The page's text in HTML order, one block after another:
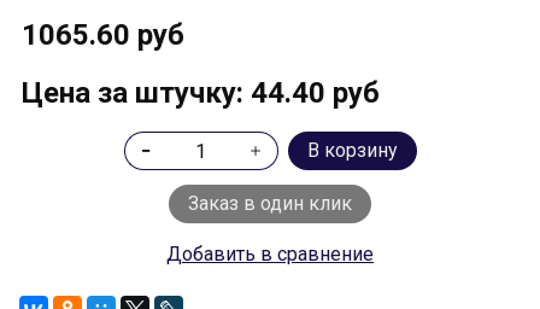
1065.60 руб
Цена за штучку: 44.40 руб
В корзину
Заказ в один клик
Добавить в сравнение